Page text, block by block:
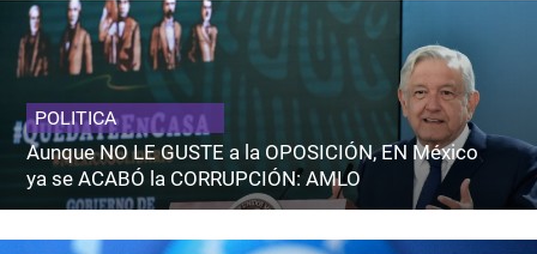
POLITICA
Aunque NO LE GUSTE a la OPOSICIÓN, EN México
ya se ACABÓ la CORRUPCIÓN: AMLO